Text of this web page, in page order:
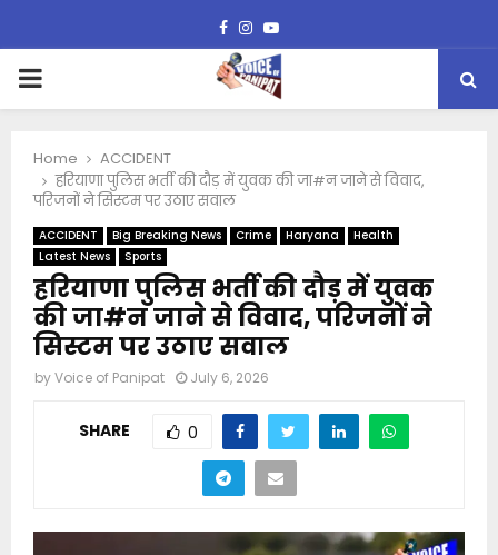
Facebook
Instagram
Youtube
PRIMARY
Home
ACCIDENT
हरियाणा पुलिस भर्ती की दौड़ में युवक की जा#न जाने से विवाद,
परिजनों ने सिस्टम पर उठाए सवाल
ACCIDENT Big Breaking News Crime Haryana
Health
Latest News
Sports
हरियाणा पुलिस भर्ती की दौड़ में युवक
की जा#न जाने से विवाद, परिजनों ने
सिस्टम पर उठाए सवाल
byVoice of Panipat July 6, 2026
SHARE 0